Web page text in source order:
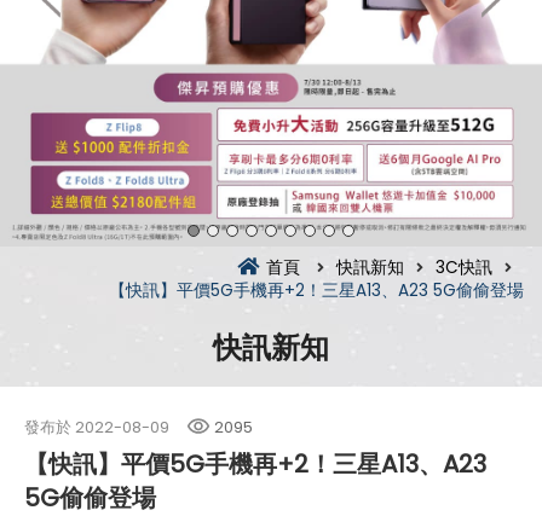
首頁 快訊新知
3C快訊
【快訊】平價5G手機再+2！三星A13、A23 5G偷偷登場
快訊新知
發布於 2022-08-09 2095
【快訊】平價5G手機再+2！三星A13、A23
5G偷偷登場